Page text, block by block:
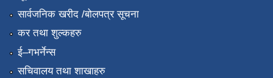
सार्वजनिक खरीद /बोलपत्र सूचना
कर तथा शुल्कहरु
ई–गभर्नेन्स
सचिवालय तथा शाखाहरु